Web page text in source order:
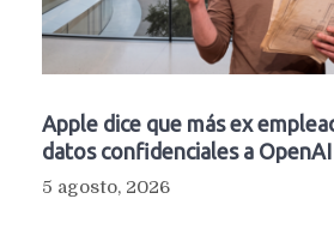
Apple dice que más ex
datos confidenciales a OpenAI
5 agosto, 2026